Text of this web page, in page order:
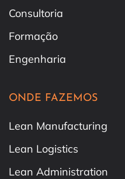
Consultoria
Formação
Engenharia
ONDE FAZEMOS
Lean Manufacturing
Lean Logistics
Lean Administration